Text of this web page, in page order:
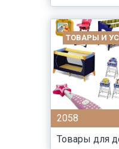
ТОВАРЫ И
2058
Товары для